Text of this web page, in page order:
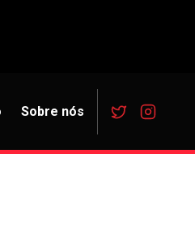
Sobre nós